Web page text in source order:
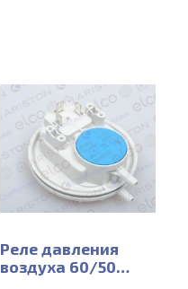
Реле давления
воздуха 60/50